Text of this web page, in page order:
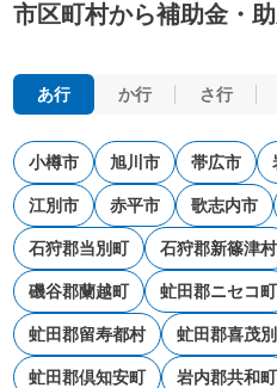
市区町村から補助金・
あ行 か行 さ行
小樽市 旭川市 帯広市
江別市 赤平市 歌志内市
石狩郡当別町 石狩郡新篠津村
磯谷郡蘭越町 虻田郡ニセコ町
虻田郡留寿都村 虻田郡喜茂
虻田郡倶知安町 岩内郡共和町